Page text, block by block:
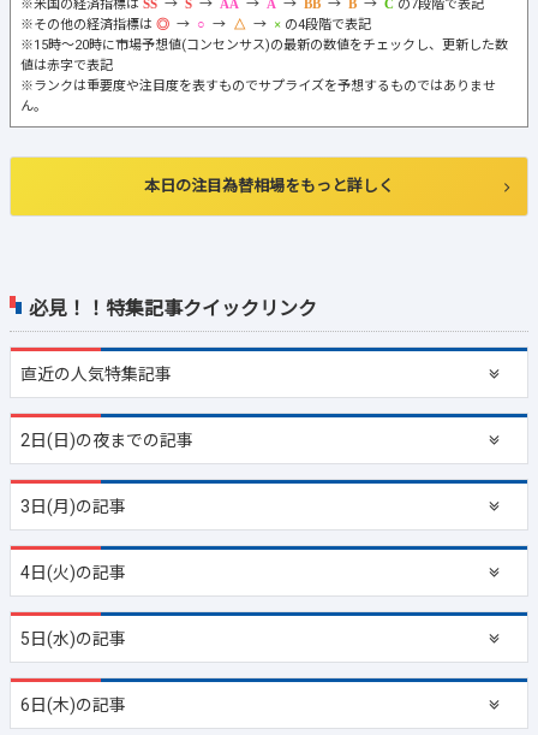
必見！！特集記事クイックリンク
直近の人気特集記事
2日(日)の夜までの記事
3日(月)の記事
4日(火)の記事
5日(水)の記事
6日(木)の記事
※米国の経済指標は
→ → → → → →
の7段階で表記
※その他の経済指標は
→ → →
の4段階で表記
※15時～20時に市場予想値(コンセンサス)の最新の数値をチェックし、更新した数
値は赤字で表記
※ランクは重要度や注目度を表すものでサプライズを予想するものではありませ
ん。
本日の注目為替相場をもっと詳しく